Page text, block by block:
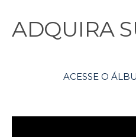
ADQUIRA
ACESSE O